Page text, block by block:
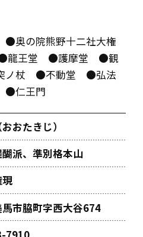
奥の院熊野十二社大権
●龍王堂 ●護摩堂 ●観
ノ杖 ●不動堂 ●弘法
仁王門
おたきじ）
派、準別格本山
市脇町字西大谷674